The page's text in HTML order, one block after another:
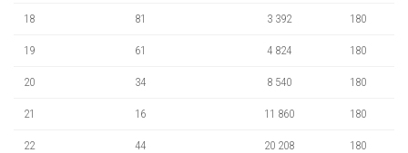
18 81 3 392 180
19 61 4 824 180
20 34 8 540 180
21 16 11 860 180
22 44 20 208 180